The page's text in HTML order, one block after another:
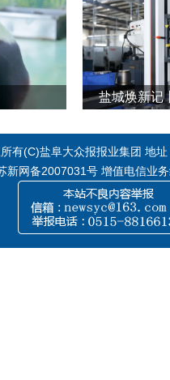
有(C)盐阜大众报报业集团 地
新网备2007031号 增值电信业